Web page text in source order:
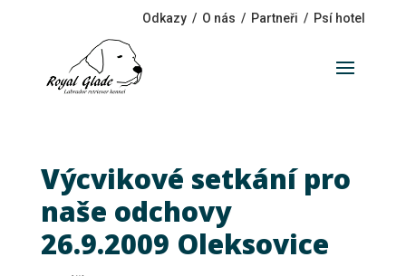
Odkazy / O nás / Partneři / Psí hotel
Výcvikové setkání pro
naše odchovy
26.9.2009 Oleksovice